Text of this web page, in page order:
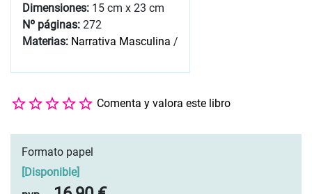
Dimensiones: 15 cm x 23 cm
Nº páginas: 272
Materias: Narrativa Masculina /
Comenta y valora este libro
Formato papel
Disponible]